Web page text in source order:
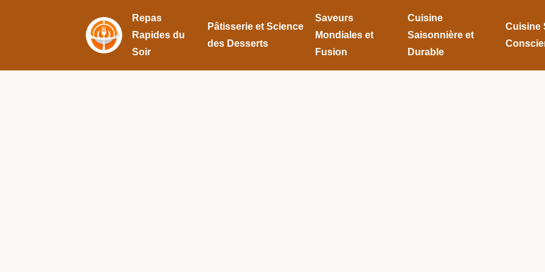
Repas
Rapides du
Soir
Pâtisserie et Science
des Desserts
Saveurs
Mondiales et
Fusion
Cuisine
Saisonnière et
Durable
Cuisine